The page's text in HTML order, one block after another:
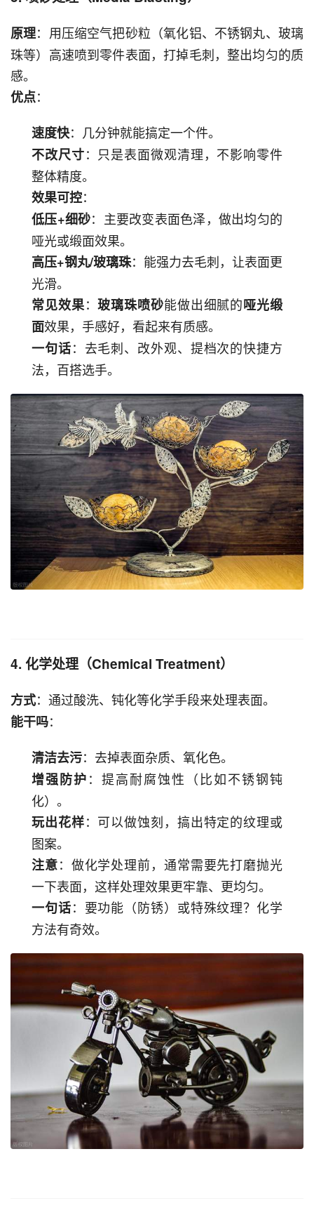
原理：用压缩空气把砂粒（氧化铝、不锈钢丸、玻璃
珠等）高速喷到零件表面，打掉毛刺，整出均匀的质
感。
优点：
速度快：几分钟就能搞定一个件。
不改尺寸：只是表面微观清理，不影响零件
整体精度。
效果可控：
低压+细砂：主要改变表面色泽，做出均匀的
哑光或缎面效果。
高压+钢丸/玻璃珠：能强力去毛刺，让表面更
光滑。
常见效果：玻璃珠喷砂能做出细腻的哑光缎
面效果，手感好，看起来有质感。
一句话：去毛刺、改外观、提档次的快捷方
法，百搭选手。
4. 化学处理（Chemical Treatment）
方式：通过酸洗、钝化等化学手段来处理表面。
能干吗：
清洁去污：去掉表面杂质、氧化色。
增强防护：提高耐腐蚀性（比如不锈钢钝
化）。
玩出花样：可以做蚀刻，搞出特定的纹理或
图案。
注意：做化学处理前，通常需要先打磨抛光
一下表面，这样处理效果更牢靠、更均匀。
一句话：要功能（防锈）或特殊纹理？化学
方法有奇效。